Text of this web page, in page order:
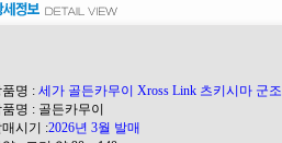
명 :세가 골든카무이 Xross Link 츠키시마 군조
명 : 골든카무이
시기 :2026년 3월 발매